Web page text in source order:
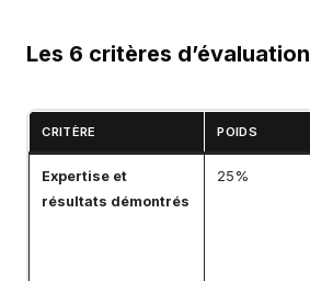
Les 6 critères d’évaluation
CRITÈRE POIDS
Expertise et
résultats démontrés
25%